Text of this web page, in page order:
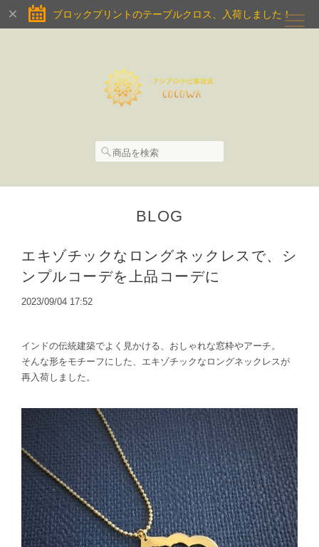
ブロックプリントのテーブルクロス、入荷しました！
BLOG
エキゾチックなロングネックレスで、シ
ンプルコーデを上品コーデに
2023/09/04 17:52
インドの伝統建築でよく見かける、おしゃれな窓枠やアーチ。
そんな形をモチーフにした、エキゾチックなロングネックレスが
再入荷しました。